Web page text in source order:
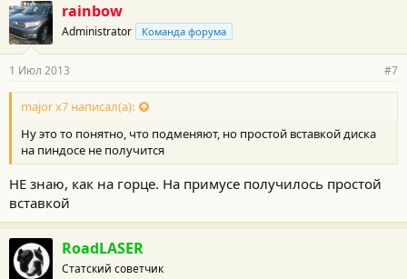
rainbow
Administrator Команда форума
1 Июл 2013 #7
major x7 написал(а):
Ну это то понятно, что подменяют, но простой вставкой диска
на пиндосе не получится
НЕ знаю, как на горце. На примусе получилось простой
вставкой
RoadLASER
Статский советчик